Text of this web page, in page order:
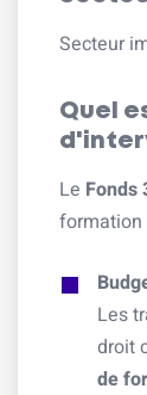
Secteur
Quel
Le Fonds
formation
Les
droit
de